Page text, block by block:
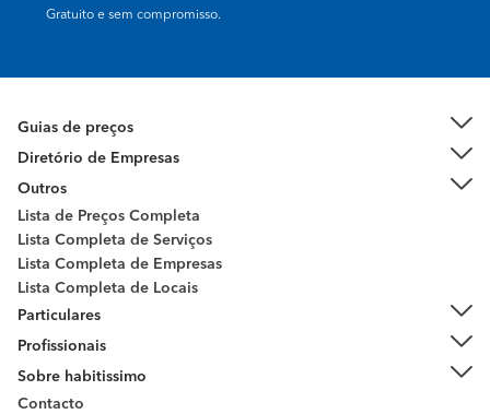
Gratuito e sem compromisso.
Guias de preços
Diretório de Empresas
Outros
Lista de Preços Completa
Lista Completa de Serviços
Lista Completa de Empresas
Lista Completa de Locais
Particulares
Profissionais
Sobre habitissimo
Contacto